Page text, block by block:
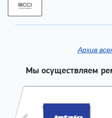
Архив
Мы осуществляем